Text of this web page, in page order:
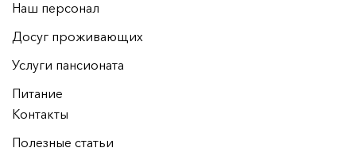
Наш персонал
Досуг проживающих
Услуги пансионата
Питание
Контакты
Полезные статьи